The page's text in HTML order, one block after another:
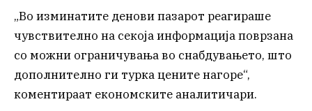
„Во изминатите денови пазарот реагираше
чувствително на секоја информација поврзана
со можни ограничувања во снабдувањето, што
дополнително ги турка цените нагоре“,
коментираат економските аналитичари.